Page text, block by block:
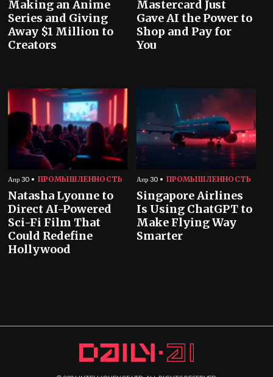
Making an Anime
Series and Giving
Away $1 Million to
Creators
Mastercard Just
Gave AI the Power to
Shop and Pay for
You
Апр 30 ПРОМЫШЛЕННОСТЬ
Natasha Lyonne to
Direct AI-Powered
Sci-Fi Film That
Could Redefine
Hollywood
Апр 30 ПРОМЫШЛЕННОСТЬ
Singapore Airlines
Is Using ChatGPT to
Make Flying Way
Smarter